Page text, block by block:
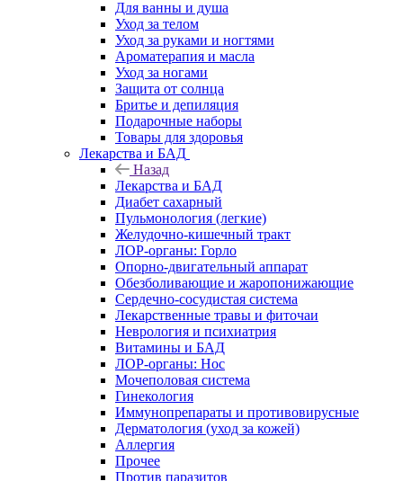
Для ванны и душа
Уход за телом
Уход за руками и ногтями
Ароматерапия и масла
Уход за ногами
Защита от солнца
Бритье и депиляция
Подарочные наборы
Товары для здоровья
Лекарства и БАД
Назад
Лекарства и БАД
Диабет сахарный
Пульмонология (легкие)
Желудочно-кишечный тракт
ЛОР-органы: Горло
Опорно-двигательный аппарат
Обезболивающие и жаропонижающие
Сердечно-сосудистая система
Лекарственные травы и фиточаи
Неврология и психиатрия
Витамины и БАД
ЛОР-органы: Нос
Мочеполовая система
Гинекология
Иммунопрепараты и противовирусные
Дерматология (уход за кожей)
Аллергия
Прочее
Против паразитов